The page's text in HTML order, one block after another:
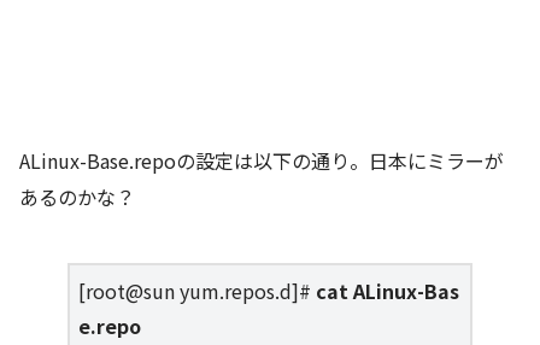
ALinux-Base.repoの設定は以下の通り。日本にミラーが
あるのかな？
[root@sun yum.repos.d]# cat ALinux-Bas
e.repo